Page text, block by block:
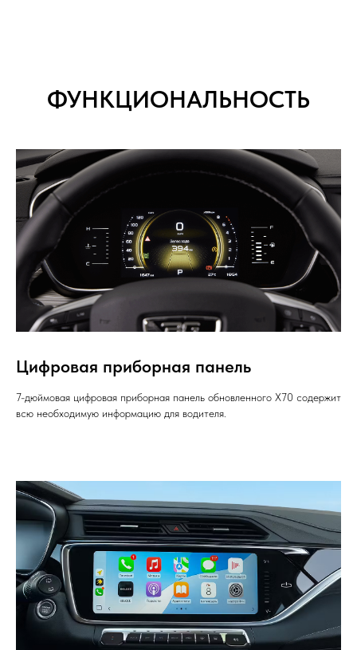
ФУНКЦИОНАЛЬНОСТЬ
Цифровая приборная панель
7-дюймовая цифровая приборная панель обновленного X70 содержит
всю необходимую информацию для водителя.